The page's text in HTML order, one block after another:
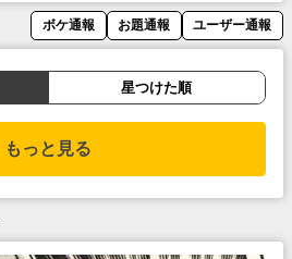
ボケ通報 お題通報 ユーザー通報
星つけた順
もっと見る